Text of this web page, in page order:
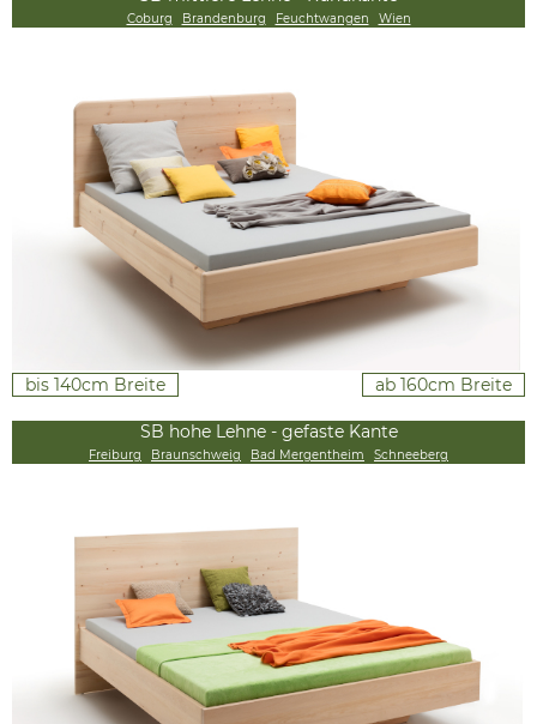
Coburg Brandenburg Feuchtwangen Wien
bis 140cm Breite ab 160cm Breite
SB hohe Lehne - gefaste Kante
Freiburg Braunschweig Bad Mergentheim Schneeberg